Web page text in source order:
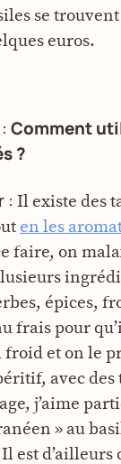
se
euros.
Comment
?
: Il existe des
en les
faire, on
épices,
frais pour
froid et on le
avec des
j’aime
» au
est